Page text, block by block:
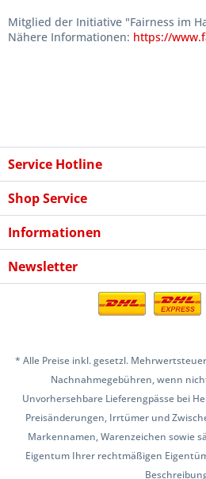
Mitglied der Initiative "Fairness im
Nähere Informationen: https://
Service Hotline
Shop Service
Informationen
Newsletter
* Alle Preise inkl. gesetzl.
Nachnahmegebühren, wenn
Unvorhersehbare Lieferengpässe bei
Preisänderungen, Irrtümer und
Markennamen, Warenzeichen sowie
Eigentum Ihrer rechtmäßigen